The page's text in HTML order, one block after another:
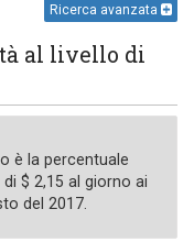
Ricerca avanzata
al livello di
è la percentuale
$ 2,15 al giorno ai
del 2017.